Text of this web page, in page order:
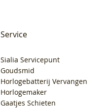
Service
Sialia Servicepunt
Goudsmid
Horlogebatterij Vervangen
Horlogemaker
Gaatjes Schieten